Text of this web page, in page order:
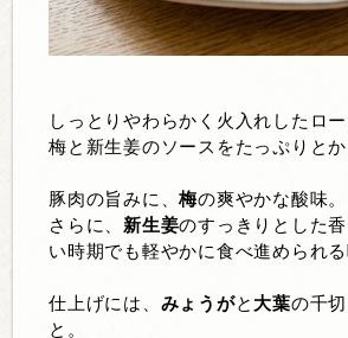
しっとりやわらかく火入れしたロー
梅と新生姜のソースをたっぷりとか
豚肉の旨みに、梅の爽やかな酸味。
さらに、 新生姜のすっきりとした
い時期でも軽やかに食べ進められる
仕上げには、 みょうがと 大葉の千
と。